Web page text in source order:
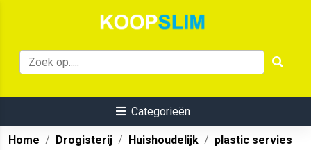
Categorieën
Home Drogisterij Huishoudelijk
plastic servies